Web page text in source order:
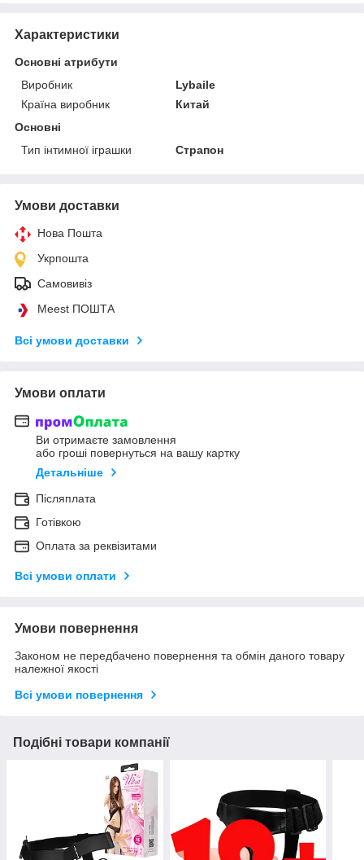
Характеристики
Основні атрибути
Виробник
Lybaile
Країна виробник
Китай
Основні
Тип інтимної іграшки
Страпон
Умови доставки
Нова Пошта
Укрпошта
Самовивіз
Meest ПОШТА
Всі умови доставки
Умови оплати
Ви отримаєте замовлення
або гроші повернуться на вашу картку
Детальніше
Післяплата
Готівкою
Оплата за реквізитами
Всі умови оплати
Умови повернення
Законом не передбачено повернення та обмін даного товару
належної якості
Всі умови повернення
Подібні товари компанії